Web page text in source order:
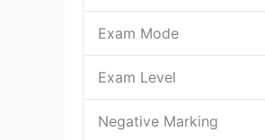
Exam Mode
Exam Level
Negative Marking